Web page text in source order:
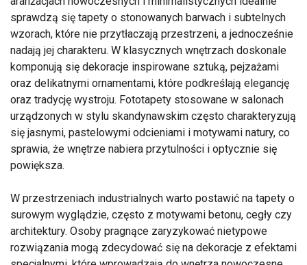
sprawdzą się tapety o stonowanych barwach i subtelnych
wzorach, które nie przytłaczają przestrzeni, a jednocześnie
nadają jej charakteru. W klasycznych wnętrzach doskonale
komponują się dekoracje inspirowane sztuką, pejzażami
oraz delikatnymi ornamentami, które podkreślają elegancję
oraz tradycję wystroju. Fototapety stosowane w salonach
urządzonych w stylu skandynawskim często charakteryzują
się jasnymi, pastelowymi odcieniami i motywami natury, co
sprawia, że wnętrze nabiera przytulności i optycznie się
powiększa.
W przestrzeniach industrialnych warto postawić na tapety o
surowym wyglądzie, często z motywami betonu, cegły czy
architektury. Osoby pragnące zaryzykować nietypowe
rozwiązania mogą zdecydować się na dekoracje z efektami